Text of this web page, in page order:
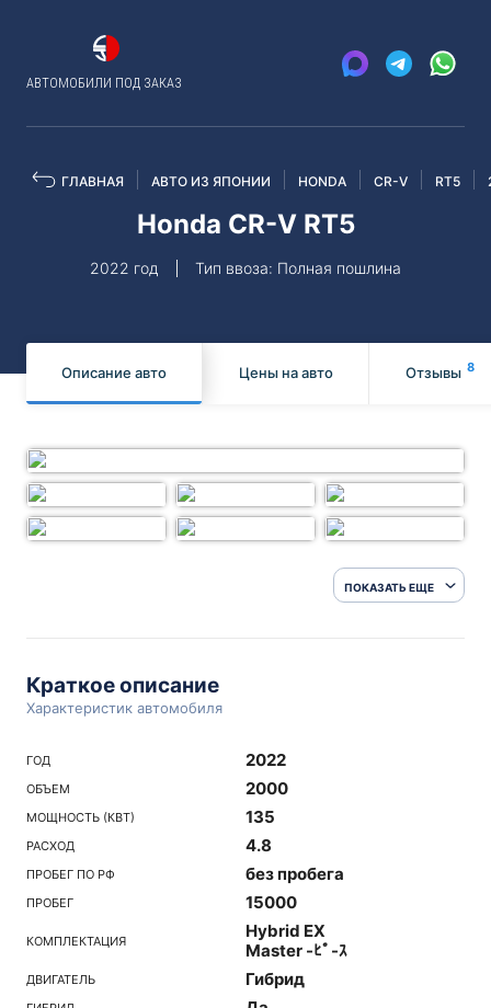
АВТОМОБИЛИ ПОД ЗАКАЗ
ГЛАВНАЯ АВТО ИЗ ЯПОНИИ HONDA CR-V RT5
Honda CR-V RT5
2022 год Тип ввоза: Полная пошлина
Описание авто Цены на авто Отзывы 8
ПОКАЗАТЬ ЕЩЕ
Краткое описание
Характеристик автомобиля
ГОД 2022
ОБЪЕМ 2000
МОЩНОСТЬ (КВТ) 135
РАСХОД 4.8
ПРОБЕГ ПО РФ без пробега
ПРОБЕГ 15000
КОМПЛЕКТАЦИЯ
Hybrid EX
Master -ﾋﾟ-ｽ
ДВИГАТЕЛЬ Гибрид